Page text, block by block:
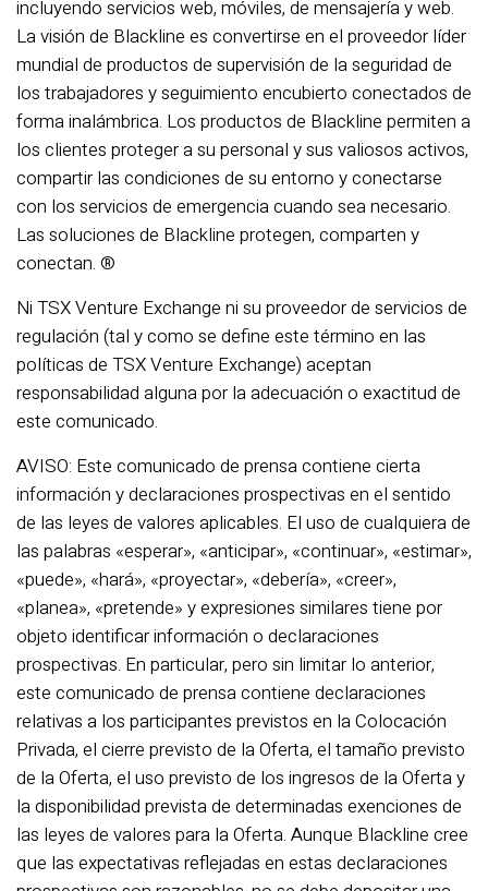
incluyendo servicios web, móviles, de mensajería y web.
La visión de Blackline es convertirse en el proveedor líder
mundial de productos de supervisión de la seguridad de
los trabajadores y seguimiento encubierto conectados de
forma inalámbrica. Los productos de Blackline permiten a
los clientes proteger a su personal y sus valiosos activos,
compartir las condiciones de su entorno y conectarse
con los servicios de emergencia cuando sea necesario.
Las soluciones de Blackline protegen, comparten y
conectan. ®
Ni TSX Venture Exchange ni su proveedor de servicios de
regulación (tal y como se define este término en las
políticas de TSX Venture Exchange) aceptan
responsabilidad alguna por la adecuación o exactitud de
este comunicado.
AVISO: Este comunicado de prensa contiene cierta
información y declaraciones prospectivas en el sentido
de las leyes de valores aplicables. El uso de cualquiera de
las palabras «esperar», «anticipar», «continuar», «estimar»,
«puede», «hará», «proyectar», «debería», «creer»,
«planea», «pretende» y expresiones similares tiene por
objeto identificar información o declaraciones
prospectivas. En particular, pero sin limitar lo anterior,
este comunicado de prensa contiene declaraciones
relativas a los participantes previstos en la Colocación
Privada, el cierre previsto de la Oferta, el tamaño previsto
de la Oferta, el uso previsto de los ingresos de la Oferta y
la disponibilidad prevista de determinadas exenciones de
las leyes de valores para la Oferta. Aunque Blackline cree
que las expectativas reflejadas en estas declaraciones